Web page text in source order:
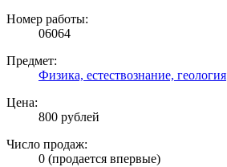
Номер работы:
06064
Предмет:
Физика, естествознание, геология
Цена:
800 рублей
Число продаж:
0 (продается впервые)